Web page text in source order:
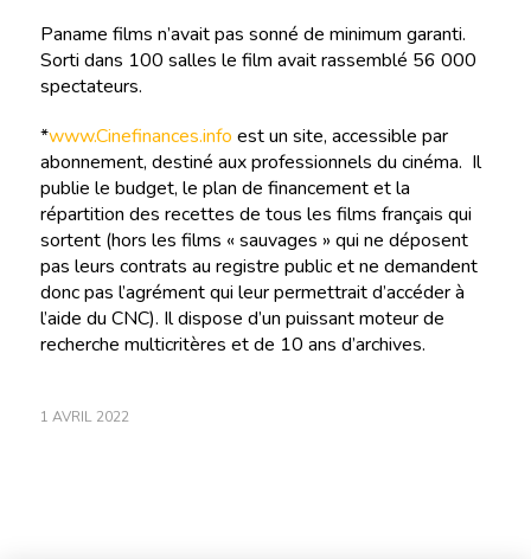
Paname films n’avait pas sonné de minimum garanti.
Sorti dans 100 salles le film avait rassemblé 56 000
spectateurs.
*www.Cinefinances.info est un site, accessible par
abonnement, destiné aux professionnels du cinéma. Il
publie le budget, le plan de financement et la
répartition des recettes de tous les films français qui
sortent (hors les films « sauvages » qui ne déposent
pas leurs contrats au registre public et ne demandent
donc pas l’agrément qui leur permettrait d’accéder à
l’aide du CNC). Il dispose d’un puissant moteur de
recherche multicritères et de 10 ans d’archives.
1 AVRIL 2022